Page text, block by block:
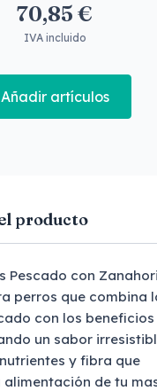
70,85 €
IVA incluido
Añadir artículos
producto
Pescado con
perros que combina
con los beneficios
un sabor
y fibra que
de tu